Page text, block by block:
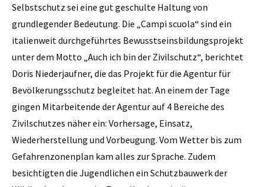
Selbstschutz sei eine gut geschulte Haltung von
grundlegender Bedeutung. Die „Campi scuola“ sind ein
italienweit durchgeführtes Bewusstseinsbildungsprojekt
unter dem Motto „Auch ich bin der Zivilschutz“, berichtet
Doris Niederjaufner, die das Projekt für die Agentur für
Bevölkerungsschutz begleitet hat. An einem der Tage
gingen Mitarbeitende der Agentur auf 4 Bereiche des
Zivilschutzes näher ein: Vorhersage, Einsatz,
Wiederherstellung und Vorbeugung. Vom Wetter bis zum
Gefahrenzonenplan kam alles zur Sprache. Zudem
besichtigten die Jugendlichen ein Schutzbauwerk der